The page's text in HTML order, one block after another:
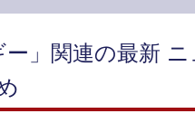
ー」関連の最新